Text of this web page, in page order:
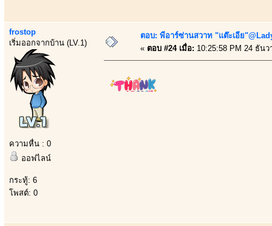
frostop
เริ่มออกจากบ้าน (LV.1)
ความหื่น : 0
ออฟไลน์
กระทู้: 6
โพสต์: 0
ตอบ: พีอาร์ซ่านสวาท "แต๊ะเอีย
« ตอบ #24 เมื่อ: 10:25:58 PM 24 ธัน